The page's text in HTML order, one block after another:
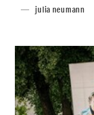
julia neumann